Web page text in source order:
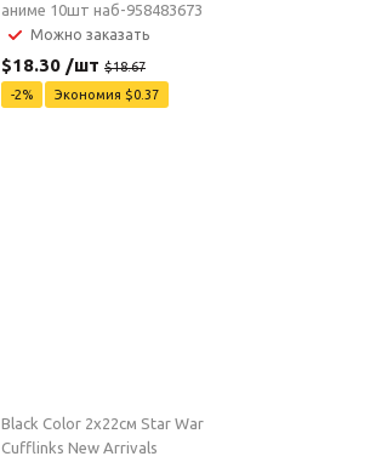
аниме 10шт наб-958483673
Можно заказать
$18.30 /шт $18.67
-2% Экономия $0.37
Black Color 2x22см Star War
Cufflinks New Arrivals